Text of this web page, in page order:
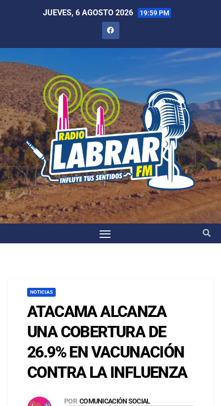
JUEVES, 6 AGOSTO 2026 19:59 PM
NOTICIAS
ATACAMA ALCANZA
UNA COBERTURA DE
26.9% EN VACUNACIÓN
CONTRA LA INFLUENZA
POR COMUNICACIÓN SOCIAL